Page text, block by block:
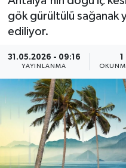
gök gürültülü sağanak
ediliyor.
31.05.2026 - 09:16
YAYINLANMA
1
Magazin
Ekonomi
Spor
Dünya
Resmi Reklamlar
Tüm Manşetler
Son Dakika Haberleri
Haber Arşivi